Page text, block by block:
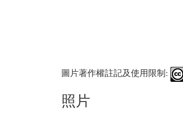
圖片著作權註記及使用限制:
照片